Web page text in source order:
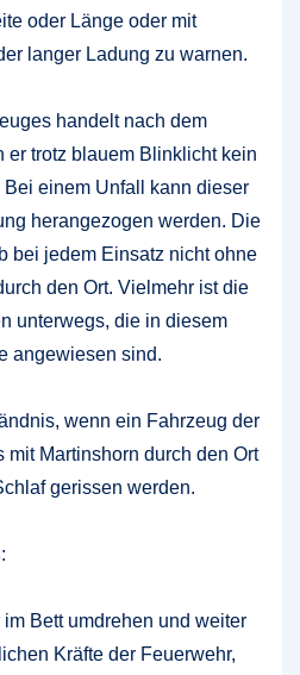
oder Länge oder mit
langer Ladung zu warnen.
handelt nach dem
er trotz blauem Blinklicht kein
einem Unfall kann dieser
herangezogen werden. Die
bei jedem Einsatz nicht ohne
den Ort. Vielmehr ist die
unterwegs, die in diesem
angewiesen sind.
wenn ein Fahrzeug der
mit Martinshorn durch den Ort
gerissen werden.
Bett umdrehen und weiter
Kräfte der Feuerwehr,